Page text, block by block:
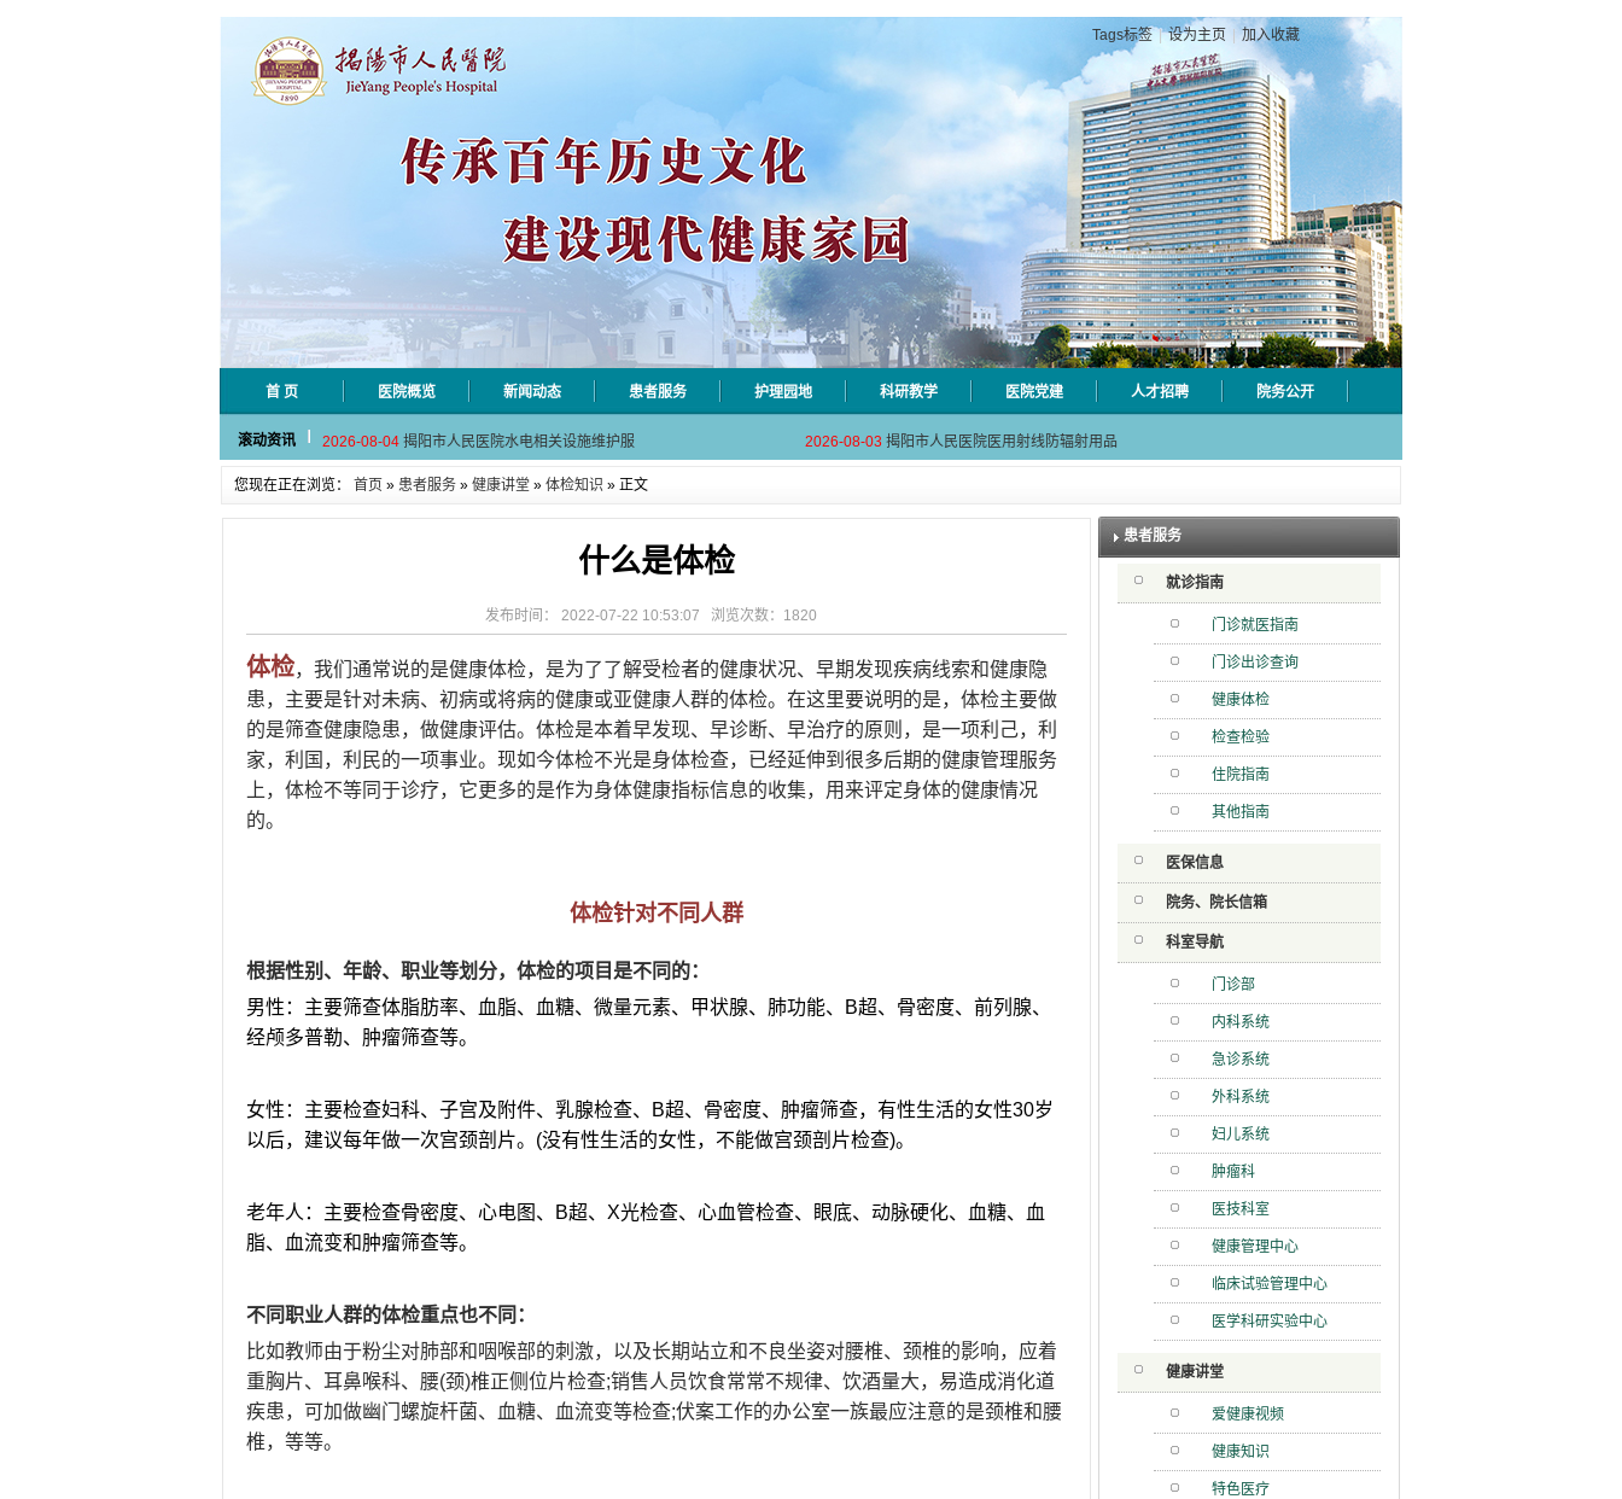
Tags标签 | 设为主页 加入收藏
首 页 医院概览 新闻动态 患者服务 护理园地 科研教学 医院党建 人才招聘 院务公开
滚动资讯
2026-08-06 揭阳市人民医院采集自动对焦相机市 2026-08-06 揭阳市人民医院对接AI-HR省级检验
2026-08-04 揭阳市人民医院水电相关设施维护服 2026-08-03 揭阳市人民医院医用射线防辐射用品
2026-07-31 学术聚力！妇儿分论坛精彩收官
2026-07-31 以学术聚合力 | 运动健康分论坛助 2026-07-31 揭阳市人民医院再添2个中山一院专
揭阳市人民医院对接AI-HR省级检验
揭阳市人民医院水电相关设施维护服
揭阳市人民医院医用射线防辐射用品
学术聚力！妇儿分论坛精彩收官 2026-07-31
2026-07-31 以学术聚合力 | 运动健康分论坛助 2026-07-31 揭阳市人民医院再添2个中山一院专
您现在正在浏览： 首页 » 患者服务 » 健康讲堂 » 体检知识 » 正文
什么是体检
发布时间： 2022-07-22 10:53:07 浏览次数： 1820
体检，我们通常说的是健康体检，是为了了解受检者的健康状况、早期发现疾病线索和健康隐
患，主要是针对未病、初病或将病的健康或亚健康人群的体检。在这里要说明的是，体检主要做
的是筛查健康隐患，做健康评估。体检是本着早发现、早诊断、早治疗的原则，是一项利己，利
家，利国，利民的一项事业。现如今体检不光是身体检查，已经延伸到很多后期的健康管理服务
上，体检不等同于诊疗，它更多的是作为身体健康指标信息的收集，用来评定身体的健康情况
的。
体检针对不同人群
根据性别、年龄、职业等划分，体检的项目是不同的：
男性：主要筛查体脂肪率、血脂、血糖、微量元素、甲状腺、肺功能、B超、骨密度、前列腺、
经颅多普勒、肿瘤筛查等。
女性：主要检查妇科、子宫及附件、乳腺检查、B超、骨密度、肿瘤筛查，有性生活的女性30岁
以后，建议每年做一次宫颈剖片。(没有性生活的女性，不能做宫颈剖片检查)。
老年人：主要检查骨密度、心电图、B超、X光检查、心血管检查、眼底、动脉硬化、血糖、血
脂、血流变和肿瘤筛查等。
不同职业人群的体检重点也不同：
比如教师由于粉尘对肺部和咽喉部的刺激，以及长期站立和不良坐姿对腰椎、颈椎的影响，应着
重胸片、耳鼻喉科、腰(颈)椎正侧位片检查;销售人员饮食常常不规律、饮酒量大，易造成消化道
疾患，可加做幽门螺旋杆菌、血糖、血流变等检查;伏案工作的办公室一族最应注意的是颈椎和腰
椎，等等。
患者服务
就诊指南
门诊就医指南
门诊出诊查询
健康体检
检查检验
住院指南
其他指南
医保信息
院务、院长信箱
科室导航
门诊部
内科系统
急诊系统
外科系统
妇儿系统
肿瘤科
医技科室
健康管理中心
临床试验管理中心
医学科研实验中心
健康讲堂
爱健康视频
健康知识
特色医疗